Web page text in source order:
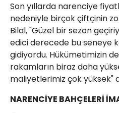
Son yıllarda narenciye
nedeniyle birçok çiftçinin
Bilal, "Güzel bir sezon
edici derecede bu seneye
gidiyordu. Hükümetimizin
rakamların biraz daha
maliyetlerimiz çok yüksek"
NARENCİYE BAHÇELERİ